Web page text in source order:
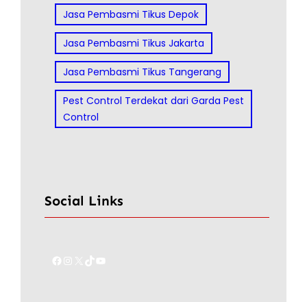
Jasa Pembasmi Tikus Depok
Jasa Pembasmi Tikus Jakarta
Jasa Pembasmi Tikus Tangerang
Pest Control Terdekat dari Garda Pest
Control
Social Links
Facebook Instagram TikTok YouTube